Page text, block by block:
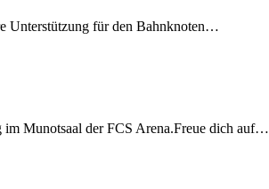
Unterstützung für den Bahnknoten…
Munotsaal der FCS Arena.Freue dich auf…